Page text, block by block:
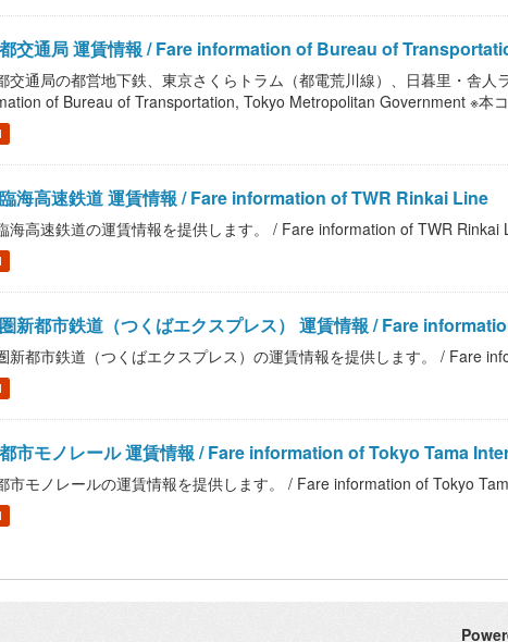
交通局 運賃情報 / Fare information of Bureau of
交通局の都営地下鉄、東京さくらトラム（都電荒川線）、日暮里・舎
of Bureau of Transportation, Tokyo Metropolitan Government ※本
海高速鉄道 運賃情報 / Fare information of TWR Rinkai Line
海高速鉄道の運賃情報を提供します。 / Fare information of TWR Rinkai
新都市鉄道（つくばエクスプレス） 運賃情報 / Fare
新都市鉄道（つくばエクスプレス）の運賃情報を提供します。 / Fare
市モノレール 運賃情報 / Fare information of Tokyo Tama
市モノレールの運賃情報を提供します。 / Fare information of Tokyo